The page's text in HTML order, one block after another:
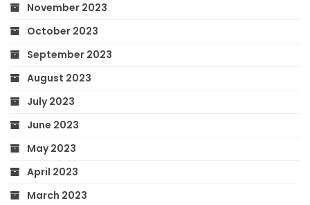
November 2023
October 2023
September 2023
August 2023
July 2023
June 2023
May 2023
April 2023
March 2023